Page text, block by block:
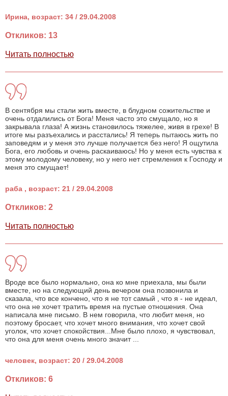
Ирина, возраст: 34 / 29.04.2008
Откликов: 13
Читать полностью
В сентября мы стали жить вместе, в блудном сожительстве и
очень отдалились от Бога! Меня часто это смущало, но я
закрывала глаза! А жизнь становилось тяжелее, живя в грехе! В
итоге мы разъехались и расстались! Я теперь пытаюсь жить по
заповедям и у меня это лучше получается без него! Я ощутила
Бога, его любовь и очень раскаиваюсь! Но у меня есть чувства к
этому молодому человеку, но у него нет стремления к Господу и
меня это смущает!
раба , возраст: 21 / 29.04.2008
Откликов: 2
Читать полностью
Вроде все было нормально, она ко мне приехала, мы были
вместе, но на следующий день вечером она позвонила и
сказала, что все кончено, что я не тот самый , что я - не идеал,
что она не хочет тратить время на пустые отношения. Она
написала мне письмо. В нем говорила, что любит меня, но
поэтому бросает, что хочет много внимания, что хочет свой
уголок, что хочет спокойствия...Мне было плохо, я чувствовал,
что она для меня очень много значит ...
человек, возраст: 20 / 29.04.2008
Откликов: 6